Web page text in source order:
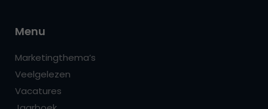
Menu
Marketingthema’s
Veelgelezen
Vacatures